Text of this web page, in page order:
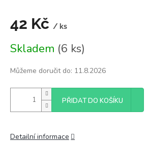
42 Kč / ks
cena:
Skladem (6 ks)
Můžeme doručit do: 11.8.2026
PŘIDAT DO KOŠÍKU
Detailní informace